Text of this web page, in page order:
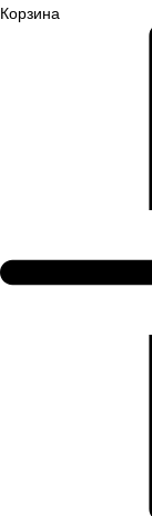
Корзина